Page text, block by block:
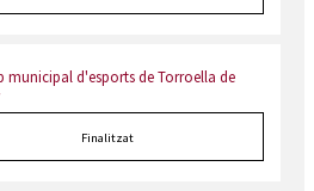
municipal d'esports de Torroella de
Finalitzat